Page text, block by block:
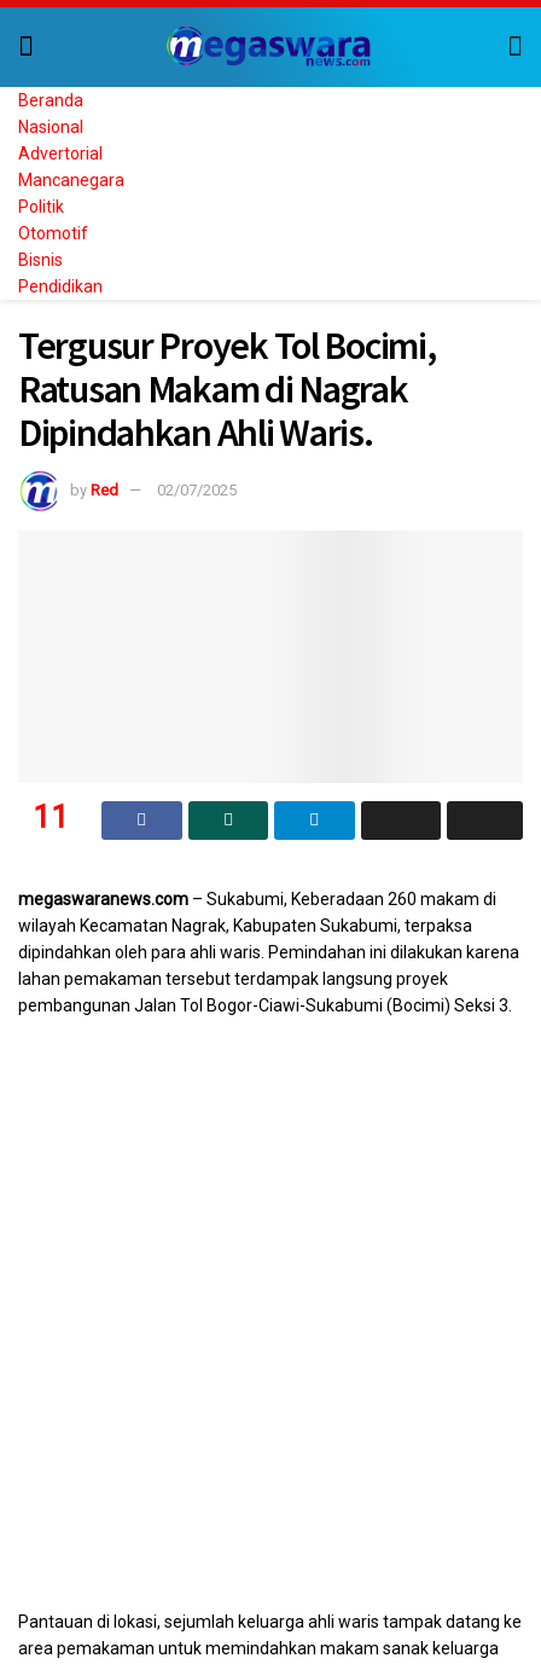
Beranda
Nasional
Advertorial
Mancanegara
Politik
Otomotif
Bisnis
Pendidikan
Tergusur Proyek Tol Bocimi,
Ratusan Makam di Nagrak
Dipindahkan Ahli Waris.
by Red 02/07/2025
11
megaswaranews.com – Sukabumi, Keberadaan 260 makam di
wilayah Kecamatan Nagrak, Kabupaten Sukabumi, terpaksa
dipindahkan oleh para ahli waris. Pemindahan ini dilakukan karena
lahan pemakaman tersebut terdampak langsung proyek
pembangunan Jalan Tol Bogor-Ciawi-Sukabumi (Bocimi) Seksi 3.
Pantauan di lokasi, sejumlah keluarga ahli waris tampak datang ke
area pemakaman untuk memindahkan makam sanak keluarga